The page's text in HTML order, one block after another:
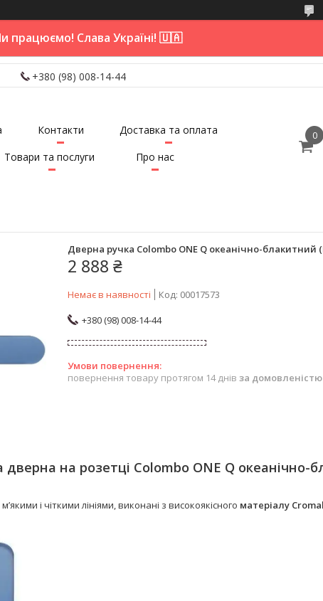
працюємо! Слава Україні! 🇺🇦
+380 (98) 008-14-44
Контакти
Доставка та оплата
Товари та послуги
Про нас
Дверна ручка Colombo ONE Q океанічно-блакитний
2 888 ₴
Немає в наявності Код: 00017573
+380 (98) 008-14-44
повернення товару протягом 14 днів за домовленістю
дверна на розетці Colombo ONE Q океанічно-
і чіткими лініями, виконані з високоякісного матеріалу